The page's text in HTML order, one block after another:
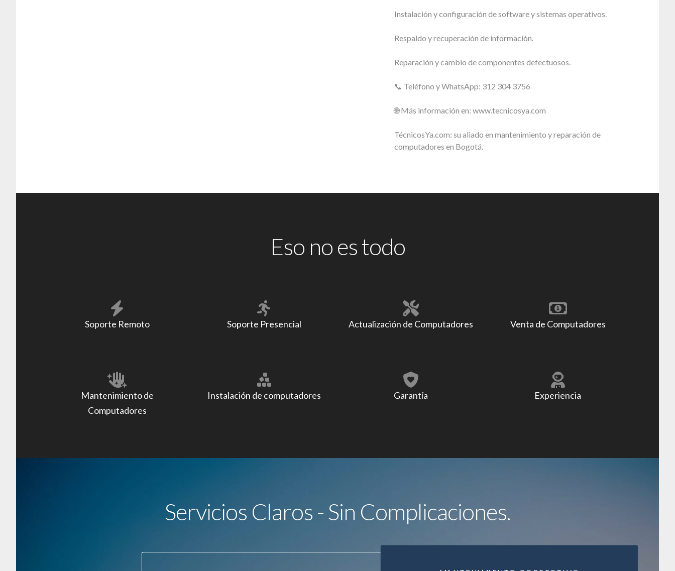
Instalación y configuración de software y sistemas operativos.
Respaldo y recuperación de información.
Reparación y cambio de componentes defectuosos.
📞 Teléfono y WhatsApp: 312 304 3756
🌐 Más información en: www.tecnicosya.com
TécnicosYa.com: su aliado en mantenimiento y reparación de
computadores en Bogotá.
Eso no es todo
Soporte Remoto Soporte Presencial Actualización de Computadores Venta de Computadores
Mantenimiento de
Computadores
Instalación de computadores Garantía Experiencia
Servicios Claros - Sin Complicaciones.